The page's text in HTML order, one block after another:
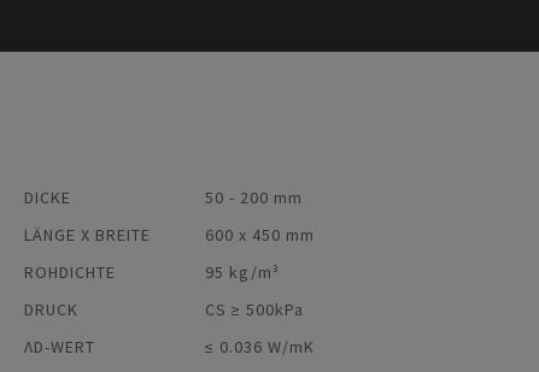
DICKE
50 - 200 mm
LÄNGE X BREITE
600 x 450 mm
ROHDICHTE
95 kg/m³
DRUCK
CS ≥ 500kPa
ΛD-WERT
≤ 0.036 W/mK